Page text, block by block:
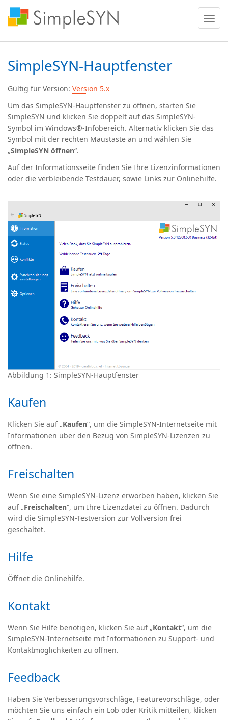
Menü
ein
oder
SimpleSYN-Hauptfenster
Gültig für Version: Version 5.x
Um das SimpleSYN-Hauptfenster zu öffnen, starten Sie
SimpleSYN und klicken Sie doppelt auf das SimpleSYN-
Symbol im Windows®-Infobereich. Alternativ klicken Sie das
Symbol mit der rechten Maustaste an und wählen Sie
„SimpleSYN öffnen“.
Auf der Informationsseite finden Sie Ihre Lizenzinformationen
oder die verbleibende Testdauer, sowie Links zur Onlinehilfe.
Abbildung 1: SimpleSYN-Hauptfenster
Kaufen
Klicken Sie auf „Kaufen“, um die SimpleSYN-Internetseite mit
Informationen über den Bezug von SimpleSYN-Lizenzen zu
öffnen.
Freischalten
Wenn Sie eine SimpleSYN-Lizenz erworben haben, klicken Sie
auf „Freischalten“, um Ihre Lizenzdatei zu öffnen. Dadurch
wird die SimpleSYN-Testversion zur Vollversion frei
geschaltet.
Hilfe
Öffnet die Onlinehilfe.
Kontakt
Wenn Sie Hilfe benötigen, klicken Sie auf „Kontakt“, um die
SimpleSYN-Internetseite mit Informationen zu Support- und
Kontaktmöglichkeiten zu öffnen.
Feedback
Haben Sie Verbesserungsvorschläge, Featurevorschläge, oder
möchten Sie uns einfach ein Lob oder Kritik mitteilen, klicken